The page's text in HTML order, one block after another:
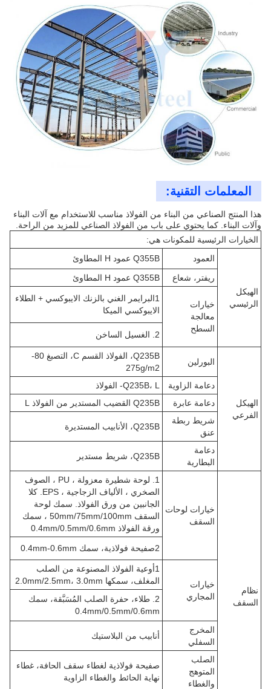
المعلمات التقنية:
هذا المنتج الصناعي من البناء من الفولاذ مناسب للاستخدام مع آلات البناء
وآلات البناء. كما يحتوي على باب من الفولاذ الصناعي للمزيد من الراحة.
الخيارات الرئيسية للمكونات هي:
الهيكل
الرئيسي
العمود
Q355B عمود H المطاوئ
ريفتر، شعاع
Q355B عمود H المطاوئ
خيارات
معالجة
السطح
1البرايمر الغني بالزنك الايبوكسي + الطلاء
الايبوكسي الميكا
2. الغسيل الساخن
الهيكل
الفرعي
البورلين
Q235B، الفولاذ القسم C، التصبغ 80-
275g/m2
دعامة الزاوية
Q235B، L- الفولاذ
دعامة عابرة
Q235B القضيب المستدير من الفولاذ L
شريط ربطة
عنق
Q235B، الأنابيب المستديرة
دعامة
البطارية
Q235B، شريط مستدير
نظام
السقف
خيارات لوحات
السقف
1. لوحة شطيرة معزولة ، PU ، الصوف
الصخري ، الألياف الزجاجية ، EPS. كلا
الجانبين من ورق الفولاذ. سمك لوحة
السقف 50mm/75mm/100mm ، سمك
ورقة الفولاذ 0.4mm/0.5mm/0.6mm
2صفيحة فولاذية، سمك 0.4mm-0.6mm
خيارات
المجاري
1أوعية الفولاذ المصنوعة من الصلب
المغلف، سمكها 2.0mm/2.5mm، 3.0mm
2. طلاء، حفرة الصلب المُسَبَّقة، سمك
0.4mm/0.5mm/0.6mm
المخرج
السفلي
أنابيب من البلاستيك
الصلب
المتوهج
والغطاء
صفيحة فولاذية لغطاء سقف الحافة، غطاء
نهاية الحائط والغطاء الزاوية